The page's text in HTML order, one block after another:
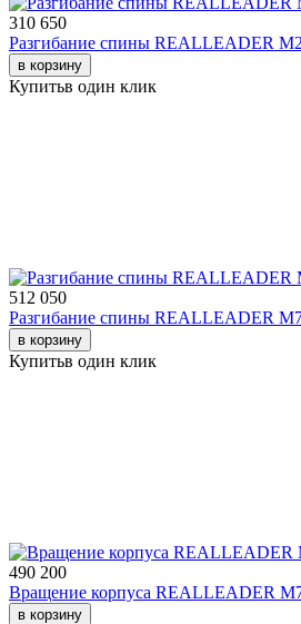
310 650
Разгибание спины REALLEADER
в корзину
Купитьв один клик
512 050
Разгибание спины REALLEADER
в корзину
Купитьв один клик
490 200
Вращение корпуса REALLEADER
в корзину